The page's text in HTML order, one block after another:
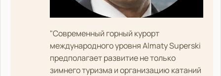
"Современный горный курорт
международного уровня Almaty Superski
предполагает развитие не только
зимнего туризма и организацию катаний